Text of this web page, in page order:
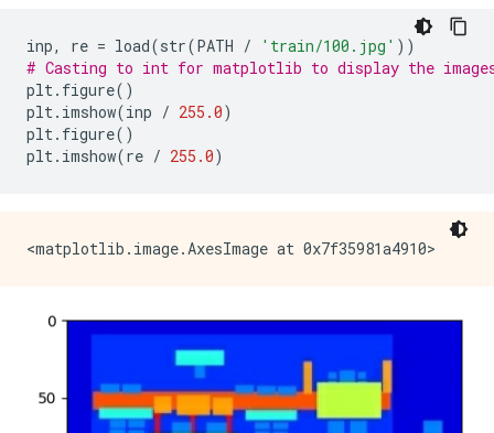
inp, re = load(str(PATH / 'train/100.jpg' ))
# Casting to int for matplotlib to display the
plt. figure()
plt. imshow(inp / 255.0)
plt. figure()
plt. imshow(re / 255.0)